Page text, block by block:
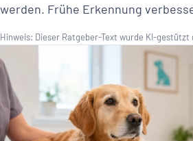
werden. Frühe Erkennung
Hinweis: Dieser Ratgeber-Text wurde KI-